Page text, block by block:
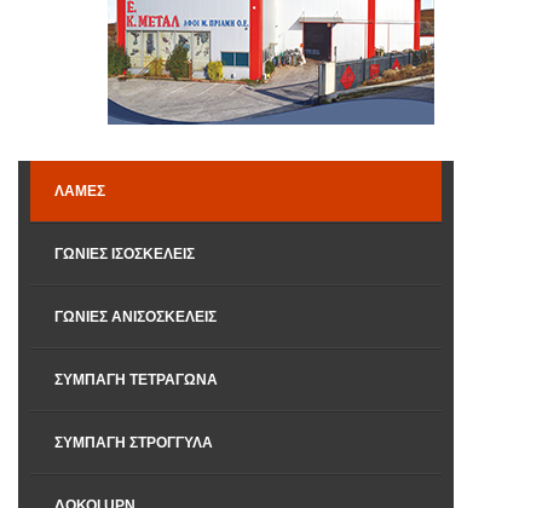
ΛΆΜΕΣ
ΓΩΝΊΕΣ ΙΣΟΣΚΕΛΕΊΣ
ΓΩΝΊΕΣ ΑΝΙΣΟΣΚΕΛΕΊΣ
ΣΥΜΠΑΓΉ ΤΕΤΡΆΓΩΝΑ
ΣΥΜΠΑΓΉ ΣΤΡΌΓΓΥΛΑ